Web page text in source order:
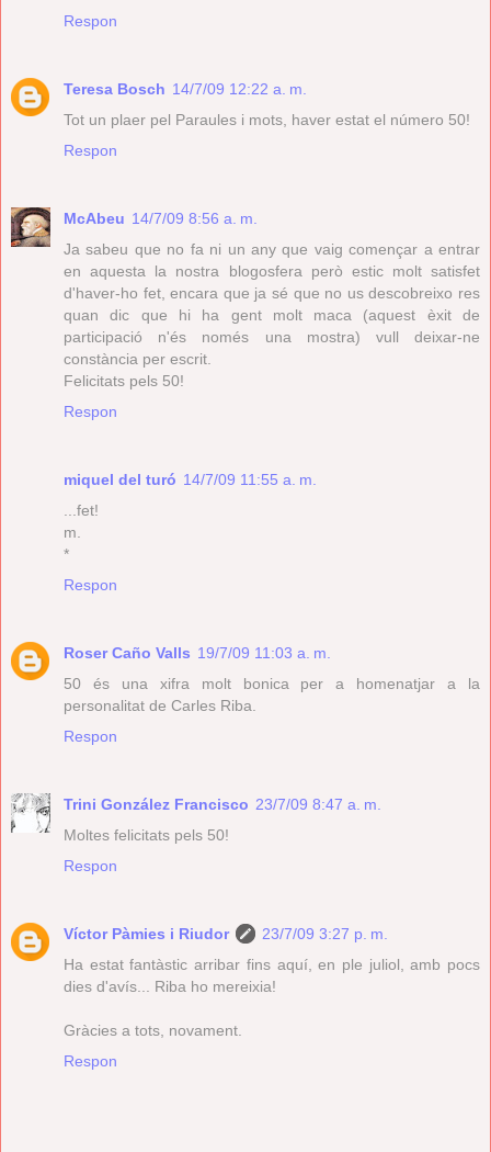
Respon
Teresa Bosch 14/7/09 12:22 a. m.
Tot un plaer pel Paraules i mots, haver estat el número 50!
Respon
McAbeu 14/7/09 8:56 a. m.
Ja sabeu que no fa ni un any que vaig començar a entrar
en aquesta la nostra blogosfera però estic molt satisfet
d'haver-ho fet, encara que ja sé que no us descobreixo res
quan dic que hi ha gent molt maca (aquest èxit de
participació n'és només una mostra) vull deixar-ne
constància per escrit.
Felicitats pels 50!
Respon
miquel del turó 14/7/09 11:55 a. m.
...fet!
m.
*
Respon
Roser Caño Valls 19/7/09 11:03 a. m.
50 és una xifra molt bonica per a homenatjar a la
personalitat de Carles Riba.
Respon
Trini González Francisco 23/7/09 8:47 a. m.
Moltes felicitats pels 50!
Respon
Víctor Pàmies i Riudor
23/7/09 3:27 p. m.
Ha estat fantàstic arribar fins aquí, en ple juliol, amb pocs
dies d'avís... Riba ho mereixia!
Gràcies a tots, novament.
Respon